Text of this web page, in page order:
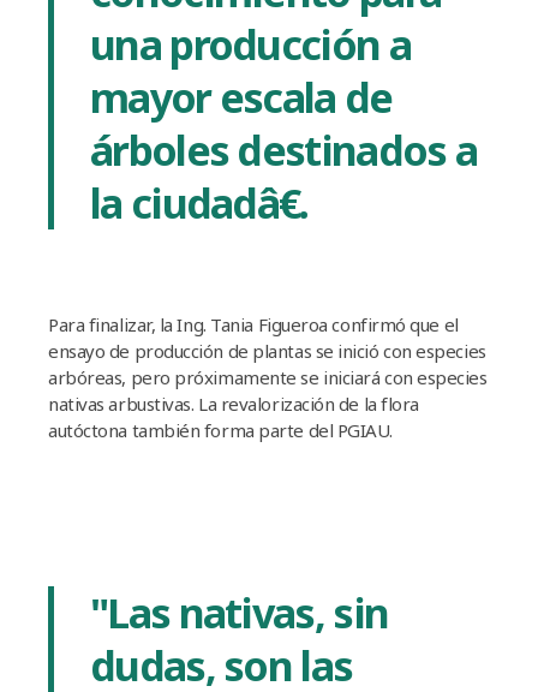
una producción a
mayor escala de
árboles destinados a
la ciudadâ€.
Para finalizar, la Ing. Tania Figueroa confirmó que el
ensayo de producción de plantas se inició con especies
arbóreas, pero próximamente se iniciará con especies
nativas arbustivas. La revalorización de la flora
autóctona también forma parte del PGIAU.
"Las nativas, sin
dudas, son las